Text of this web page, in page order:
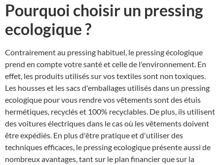
Pourquoi choisir un pressing
ecologique ?
Contrairement au pressing habituel, le pressing écologique
prend en compte votre santé et celle de l'environnement. En
effet, les produits utilisés sur vos textiles sont non toxiques.
Les housses et les sacs d'emballages utilisés dans un pressing
ecologique pour vous rendre vos vêtements sont des étuis
hermétiques, recyclés et 100% recyclables. De plus, ils utilisent
des voitures électriques dans le cas où les vêtements doivent
être expédiés. En plus d'être pratique et d'utiliser des
techniques efficaces, le pressing ecologique présente aussi de
nombreux avantages, tant sur le plan financier que sur la